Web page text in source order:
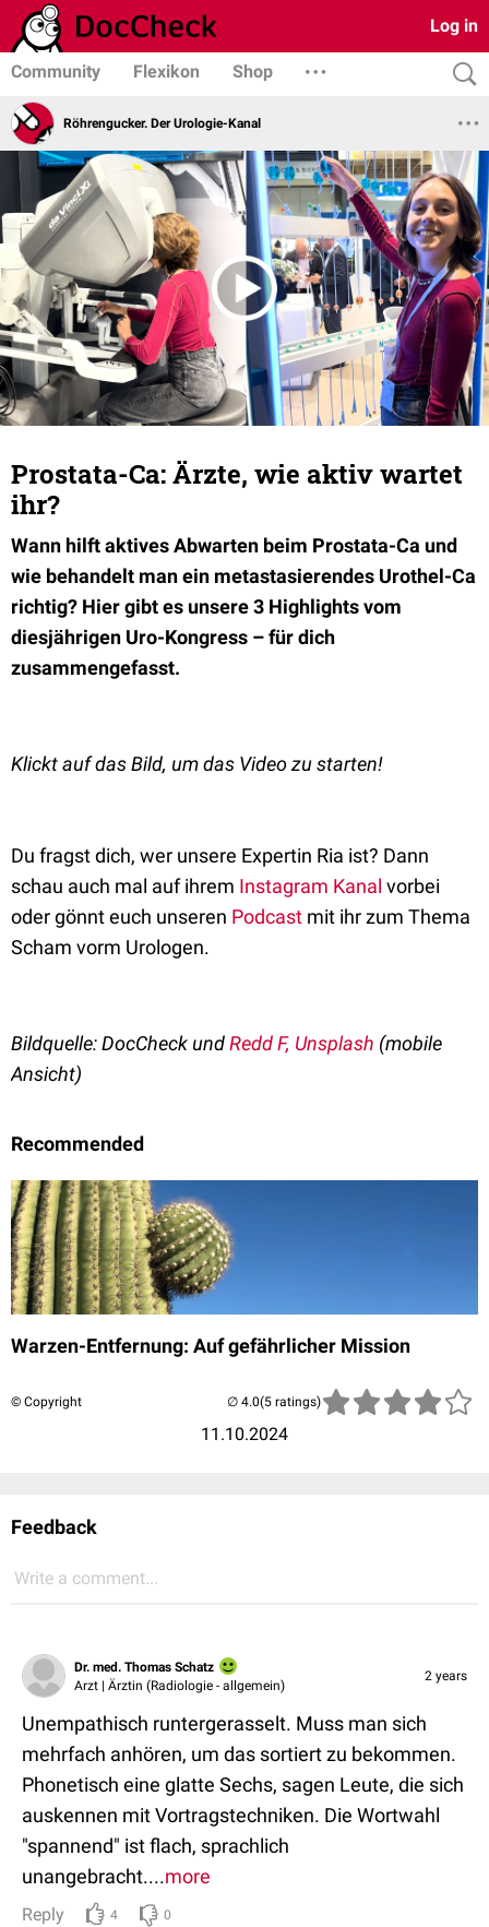
Log in
Community Flexikon Shop
Röhrengucker. Der Urologie-Kanal
Prostata-Ca: Ärzte, wie aktiv wartet
ihr?
Wann hilft aktives Abwarten beim Prostata-Ca und
wie behandelt man ein metastasierendes Urothel-Ca
richtig? Hier gibt es unsere 3 Highlights vom
diesjährigen Uro-Kongress – für dich
zusammengefasst.
Klickt auf das Bild, um das Video zu starten!
Du fragst dich, wer unsere Expertin Ria ist? Dann
schau auch mal auf ihrem Instagram Kanal vorbei
oder gönnt euch unseren Podcast mit ihr zum Thema
Scham vorm Urologen.
Bildquelle: DocCheck undRedd F, Unsplash (mobile
Ansicht)
Recommended
Warzen-Entfernung: Auf gefährlicher Mission
© Copyright
11.10.2024
(5 ratings)
Feedback
Write a comment...
Dr. med. Thomas Schatz
Arzt | Ärztin (Radiologie - allgemein)
2 years
Unempathisch runtergerasselt. Muss man sich
mehrfach anhören, um das sortiert zu bekommen.
Phonetisch eine glatte Sechs, sagen Leute, die sich
auskennen mit Vortragstechniken. Die Wortwahl
"spannend" ist flach, sprachlich
unangebracht....more
Reply 4 0